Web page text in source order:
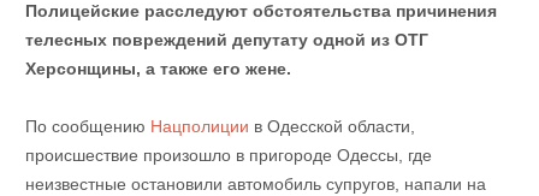
Полицейские расследуют обстоятельства причинения
телесных повреждений депутату одной из ОТГ
Херсонщины, а также его жене.
По сообщению Нацполиции в Одесской области,
происшествие произошло в пригороде Одессы, где
неизвестные остановили автомобиль супругов, напали на